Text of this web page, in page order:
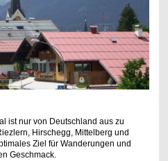
ist nur von Deutschland aus zu
Hirschegg, Mittelberg und
Ziel für Wanderungen und
Geschmack.